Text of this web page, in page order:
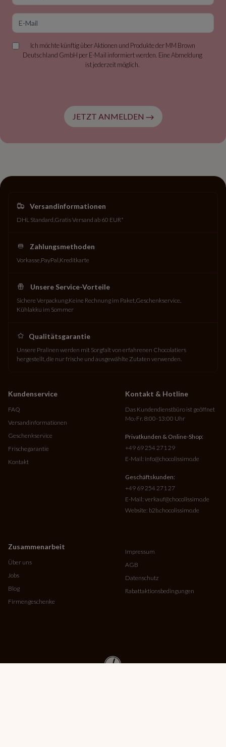
Ich möchte künftig über Aktionen und Produkte der MM Brown
Deutschland GmbH per E-Mail informiert werden. Eine Abmeldung
ist jederzeit möglich.
JETZT ANMELDEN
Versandinformationen
DHL Standard Gratis Versand ab 60 EUR*
Zahlungsmethoden
Vorkasse PayPal Kreditkarte
Unsere Service-Vorteile
Sichere Verpackung Keine Rechnung im Paket Geschenkservice
Kühlakku im Sommer
Qualitätsgarantie
Unsere Pralinen werden mit Sorgfalt von erfahrenen Chocolatiers
hergestellt, die nur frische und ausgewählte Zutaten verwenden.
Kundenservice
FAQ
Versandinformationen
Geschenkservice
Frischegarantie
Kontakt
Zusammenarbeit
Über uns
Jobs
Blog
Firmengeschenke
Kontakt & Hotline
Das Kundendienstbüro ist geöffnet
Mo.-Fr. 8:00-13:00 Uhr
Privatkunden & Online-Shop:
+49 69 254 271 29
E-Mail: info@chocolissimo.de
Geschäftskunden:
+49 69 254 271 27
E-Mail: verkauf@chocolissimo.de
Website: b2b.chocolissimo.de
Impressum
AGB
Datenschutz
Rabattaktionsbedingungen